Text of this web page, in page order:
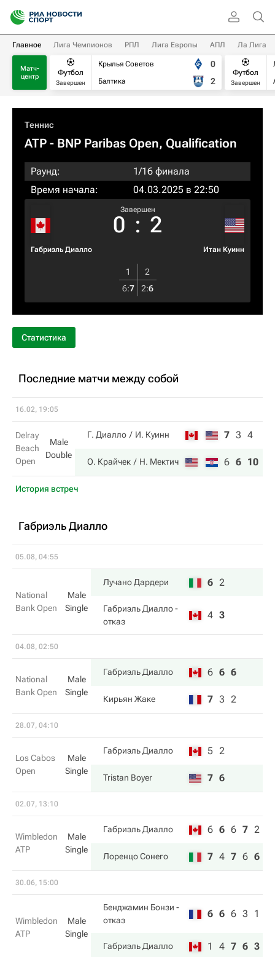
Главное Лига Чемпионов РПЛ Лига Европы АПЛ Ла Лига
Матч-
центр
Футбол
Завершен
Крылья Советов
Балтика
0
2
Футбол
Завершен
Теннис
ATP - BNP Paribas Open, Qualification
Раунд:
1/16 финала
Время начала:
04.03.2025 в 22:50
Габриэль Диалло
Завершен
0 : 2
Итан Куинн
1
2
6:7 2:6
Статистика
Последние матчи между собой
16.02, 19:05
Delray
Beach
Open
Male
Double
Г. Диалло И. Куинн 7 3 4
О. Крайчек Н. Мектич 6 6 10
История встреч
Габриэль Диалло
05.08, 04:55
National
Bank Open
Male
Single
Лучано Дардери 6 2
Габриэль Диалло-
отказ
4 3
04.08, 02:50
National
Bank Open
Male
Single
Габриэль Диалло 6 6 6
Кирьян Жаке 7 3 2
28.07, 04:10
Los Cabos
Open
Male
Single
Габриэль Диалло 5 2
Tristan Boyer 7 6
02.07, 13:10
Wimbledon
ATP
Male
Single
Габриэль Диалло 6 6 6 7 2
Лоренцо Сонего 7 4 7 6 6
30.06, 15:00
Wimbledon
ATP
Male
Single
Бенджамин Бонзи -
отказ
6 6 6 3 1
Габриэль Диалло 1 4 7 6 3